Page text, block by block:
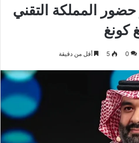
المملكة التقني
0
5 أقل من دقيقة